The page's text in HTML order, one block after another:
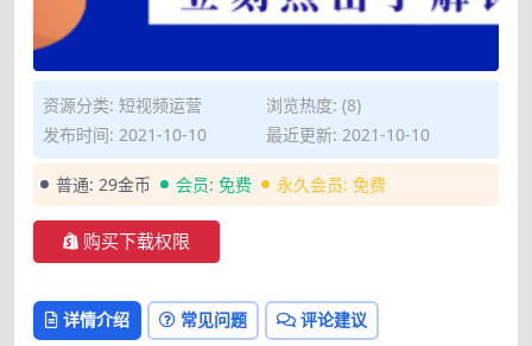
资源分类: 短视频运营
浏览热度: (8)
发布时间: 2021-10-10
最近更新: 2021-10-10
普通: 29金币 会员: 免费 永久会员: 免费
购买下载权限
详情介绍 常见问题 评论建议